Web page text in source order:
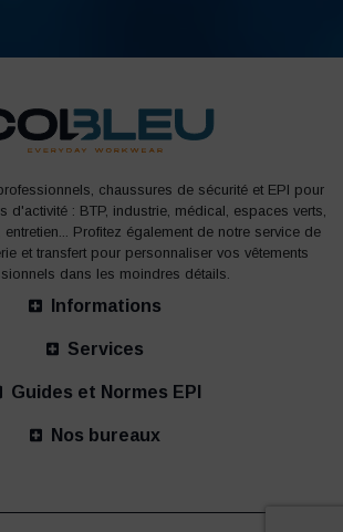
chaussures de sécurité et EPI pour
d'activité : BTP, industrie, médical, espaces verts,
entretien... Profitez également de notre service de
et transfert pour personnaliser vos vêtements
dans les moindres détails.
Informations
Services
Guides et Normes EPI
Nos bureaux